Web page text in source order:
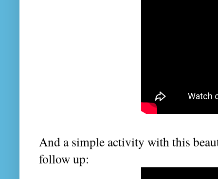
And a simple activity with this
follow up: